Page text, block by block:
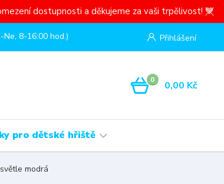
dostupnosti a děkujeme za vaši trpělivost! 💙
Přihlášení
Ne, 8-16:00 hod.)
0 0,00 Kč
pro dětské hřiště
modrá